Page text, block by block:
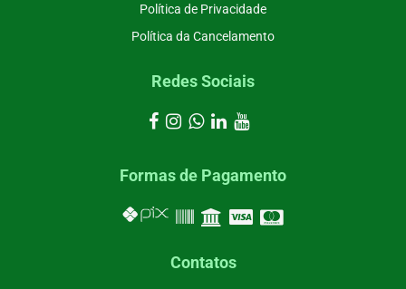
Política de Privacidade
Política da Cancelamento
Redes Sociais
Formas de Pagamento
Contatos